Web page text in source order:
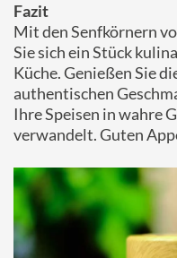
Fazit
Mit den Senfkörnern
Sie sich ein Stück
Küche. Genießen Sie
authentischen
Ihre Speisen in wahre
verwandelt. Guten